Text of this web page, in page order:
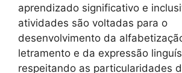
aprendizado significativo e
atividades são voltadas para o
desenvolvimento da
letramento e da expressão
respeitando as particularidades